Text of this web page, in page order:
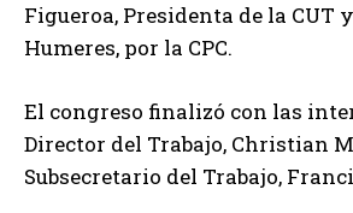
Figueroa, Presidenta de la CUT
Humeres, por la CPC.
El congreso finalizó con las
Director del Trabajo, Christian
Subsecretario del Trabajo,